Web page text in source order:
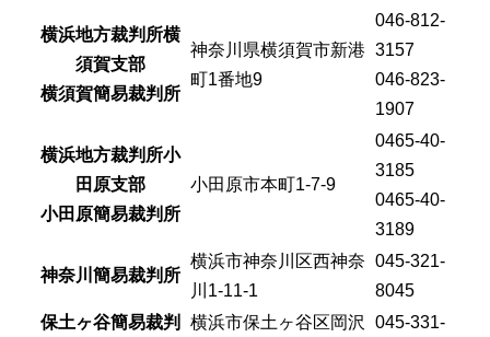
横浜地方裁判所横
須賀支部
横須賀簡易裁判所
神奈川県横須賀市新港
町1番地9
046-812-
3157
046-823-
1907
横浜地方裁判所小
田原支部
小田原簡易裁判所
小田原市本町1-7-9
0465-40-
3185
0465-40-
3189
神奈川簡易裁判所
横浜市神奈川区西神奈
川1-11-1
045-321-
8045
保土ヶ谷簡易裁判
横浜市保土ヶ谷区岡沢
045-331-